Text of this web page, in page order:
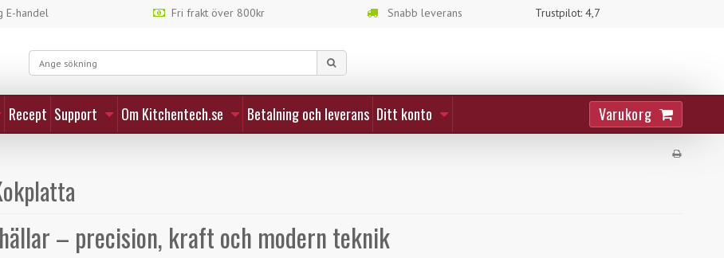
E-handel Fri frakt över 800kr Snabb leverans Trustpilot: 4,7
Recept Support Om Kitchentech.se Betalning och leverans Ditt konto Varukorg
– precision, kraft och modern teknik